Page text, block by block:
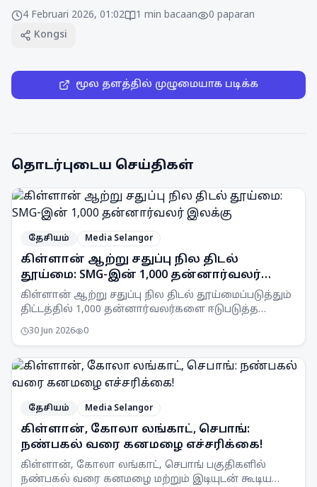
4 Februari 2026, 01:02 1 min bacaan 0 paparan
Kongsi
மூல தளத்தில் முழுமையாக படிக்க
தொடர்புடைய செய்திகள்
தேசியம் Media Selangor
கிள்ளான் ஆற்று சதுப்பு நில திடல்
தூய்மை: SMG-இன் 1,000 தன்னார்வலர்
இலக்கு
கிள்ளான் ஆற்று சதுப்பு நில திடல் தூய்மைப்படுத்தும்
திட்டத்தில் 1,000 தன்னார்வலர்களை ஈடுபடுத்த
வைத்துள்ளது.
30 Jun 2026 0
தேசியம் Media Selangor
கிள்ளான், கோலா லங்காட், செபாங்:
நண்பகல் வரை கனமழை எச்சரிக்கை!
கிள்ளான், கோலா லங்காட், செபாங் பகுதிகளில்
நண்பகல் வரை கனமழை மற்றும் இடியுடன் கூடிய